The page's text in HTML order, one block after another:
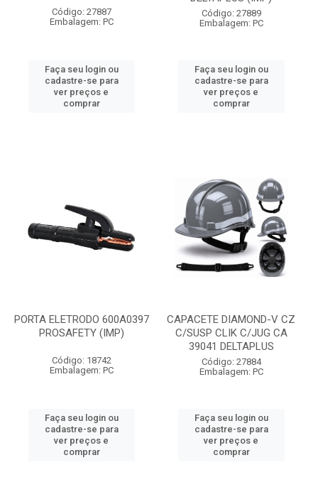
Código: 27887
Embalagem: PC
Faça seu login ou
cadastre-se para
ver preços e
comprar
Código: 27889
Embalagem: PC
Faça seu login ou
cadastre-se para
ver preços e
comprar
PORTA ELETRODO 600A0397
PROSAFETY (IMP)
Código: 18742
Embalagem: PC
Faça seu login ou
cadastre-se para
ver preços e
comprar
CAPACETE DIAMOND-V CZ
C/SUSP CLIK C/JUG CA
39041 DELTAPLUS
Código: 27884
Embalagem: PC
Faça seu login ou
cadastre-se para
ver preços e
comprar